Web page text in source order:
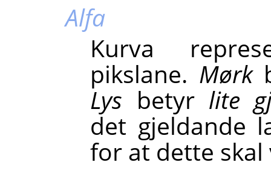
Alfa
Kurva
pikslane. Mørk
Lys betyr lite
det gjeldande
for at dette skal